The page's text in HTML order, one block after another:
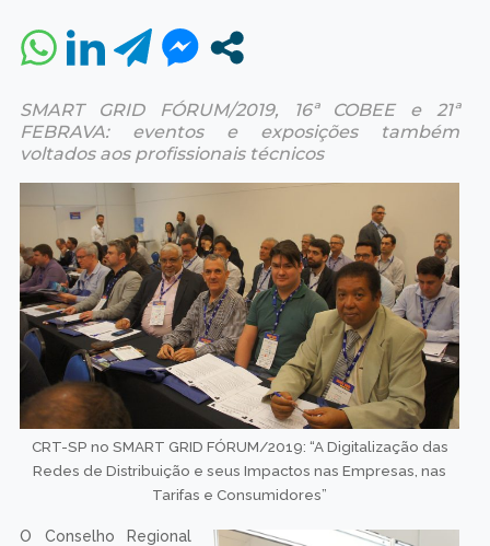
SMART GRID FÓRUM/2019, 16ª COBEE e 21ª
FEBRAVA: eventos e exposições também
voltados aos profissionais técnicos
CRT-SP no SMART GRID FÓRUM/2019: “A Digitalização das
Redes de Distribuição e seus Impactos nas Empresas, nas
Tarifas e Consumidores”
O Conselho Regional